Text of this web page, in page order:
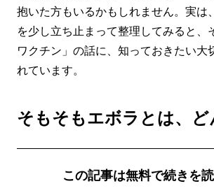
抱いた方もいるかもしれません。実は
を少し立ち止まって整理してみると、
ワクチン」の話に、知っておきたい大
れています。
そもそもエボラとは、ど
この記事は無料で続きを